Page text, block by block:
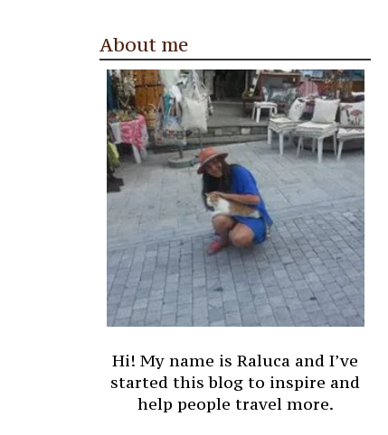
About me
Hi! My name is Raluca and I’ve
started this blog to inspire and
help people travel more.